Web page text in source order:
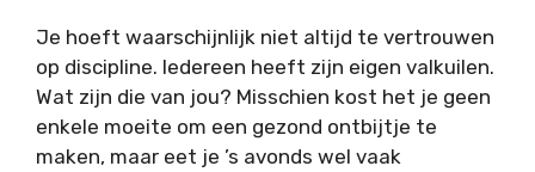
Je hoeft waarschijnlijk niet altijd te vertrouwen
op discipline. Iedereen heeft zijn eigen valkuilen.
Wat zijn die van jou? Misschien kost het je geen
enkele moeite om een gezond ontbijtje te
maken, maar eet je ’s avonds wel vaak